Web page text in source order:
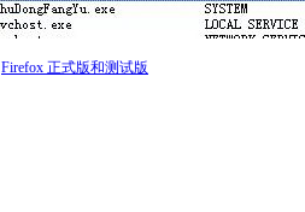
Firefox 正式版和测试版